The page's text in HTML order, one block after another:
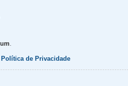
Política de Privacidade